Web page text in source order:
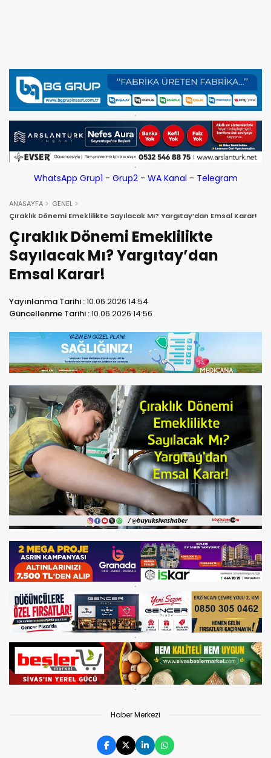
WhatsApp Grup1 - Grup2- WA Kanal - Telegram
ANASAYFA
GENEL
Çıraklık Dönemi Emeklilikte Sayılacak Mı? Yargıtay’dan Emsal Karar!
Çıraklık Dönemi Emeklilikte
Sayılacak Mı? Yargıtay’dan
Emsal Karar!
Yayınlanma Tarihi :10.06.2026 14:54
Güncellenme Tarihi :10.06.2026 14:56
Haber Merkezi